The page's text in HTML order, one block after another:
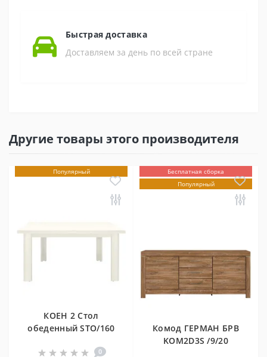
Быстрая доставка
Доставляем за день по всей стране
Другие товары этого производителя
Популярный
КОЕН 2 Стол
обеденный STO/160
0
Бесплатная сборка
Популярный
Комод ГЕРМАН БРВ
KOM2D3S /9/20